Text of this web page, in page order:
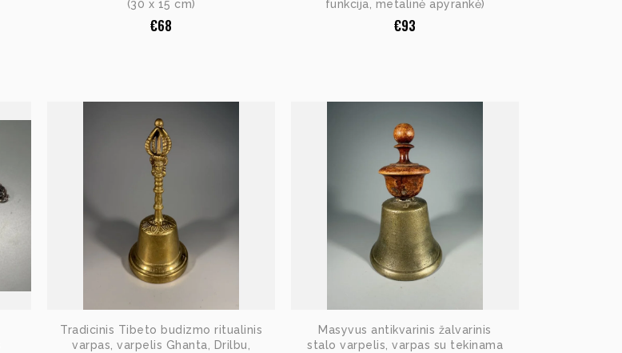
(30 x 15 cm)
€68
funkcija, metalinė apyrankė)
€93
Tradicinis Tibeto budizmo ritualinis
varpas, varpelis Ghanta, Drilbu,
Masyvus antikvarinis žalvarinis
stalo varpelis, varpas su tekinama